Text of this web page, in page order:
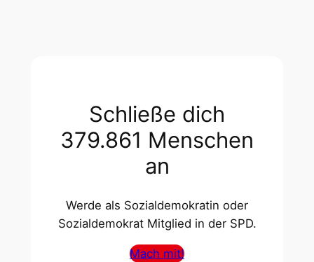
Schließe dich
379.861 Menschen
an
Werde als Sozialdemokratin oder
Sozialdemokrat Mitglied in der SPD.
Mach mit!